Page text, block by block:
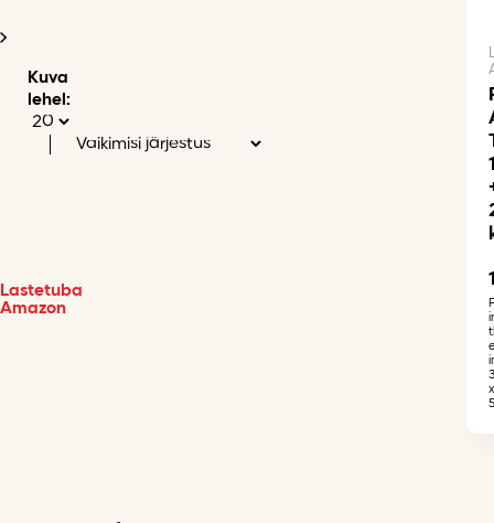
Lastetuba
Amazon
Kuva
lehel:
3
x